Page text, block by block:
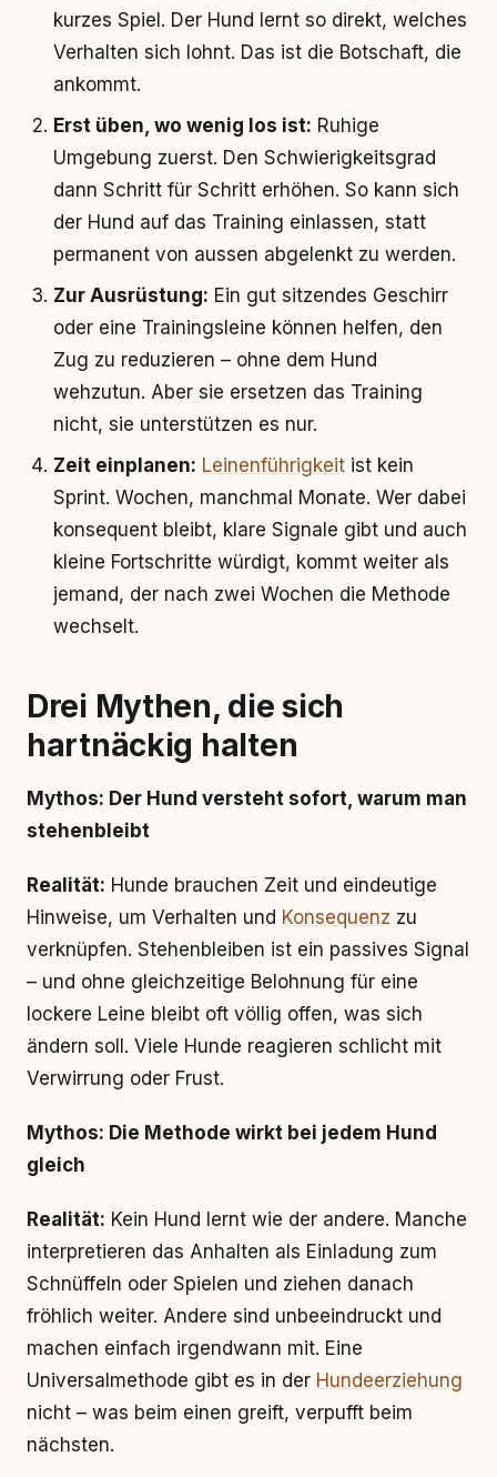
kurzes Spiel. Der Hund lernt so direkt, welches
Verhalten sich lohnt. Das ist die Botschaft, die
ankommt.
Erst üben, wo wenig los ist: Ruhige
Umgebung zuerst. Den Schwierigkeitsgrad
dann Schritt für Schritt erhöhen. So kann sich
der Hund auf das Training einlassen, statt
permanent von aussen abgelenkt zu werden.
Zur Ausrüstung: Ein gut sitzendes Geschirr
oder eine Trainingsleine können helfen, den
Zug zu reduzieren – ohne dem Hund
wehzutun. Aber sie ersetzen das Training
nicht, sie unterstützen es nur.
Zeit einplanen: Leinenführigkeit ist kein
Sprint. Wochen, manchmal Monate. Wer dabei
konsequent bleibt, klare Signale gibt und auch
kleine Fortschritte würdigt, kommt weiter als
jemand, der nach zwei Wochen die Methode
wechselt.
Drei Mythen, die sich
hartnäckig halten
Mythos: Der Hund versteht sofort, warum man
stehenbleibt
Realität: Hunde brauchen Zeit und eindeutige
Hinweise, um Verhalten und Konsequenz zu
verknüpfen. Stehenbleiben ist ein passives Signal
– und ohne gleichzeitige Belohnung für eine
lockere Leine bleibt oft völlig offen, was sich
ändern soll. Viele Hunde reagieren schlicht mit
Verwirrung oder Frust.
Mythos: Die Methode wirkt bei jedem Hund
gleich
Realität: Kein Hund lernt wie der andere. Manche
interpretieren das Anhalten als Einladung zum
Schnüffeln oder Spielen und ziehen danach
fröhlich weiter. Andere sind unbeeindruckt und
machen einfach irgendwann mit. Eine
Universalmethode gibt es in der Hundeerziehung
nicht – was beim einen greift, verpufft beim
nächsten.